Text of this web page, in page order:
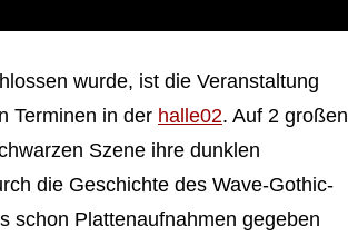
wurde, ist die Veranstaltung
Terminen in der halle02. Auf 2 großen
Szene ihre dunklen
die Geschichte des Wave-Gothic-
schon Plattenaufnahmen gegeben